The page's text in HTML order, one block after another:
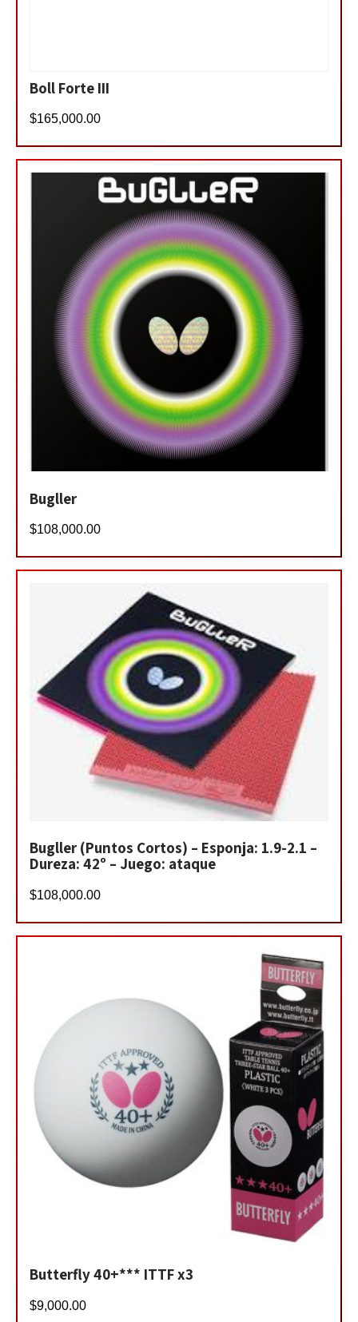
Boll Forte III
$165,000.00
Bugller
$108,000.00
Bugller (Puntos Cortos) – Esponja: 1.9-2.1 –
Dureza: 42º – Juego: ataque
$108,000.00
Butterfly 40+*** ITTF x3
$9,000.00